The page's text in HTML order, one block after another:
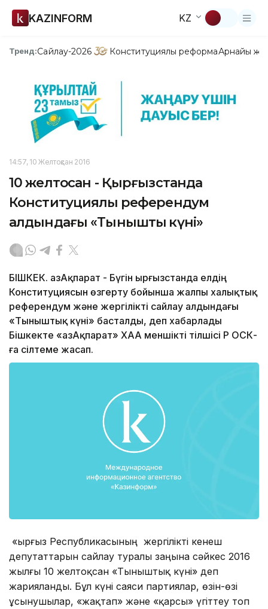
KAZINFORM KZ
Тренд:Сайлау-2026 Конституциялық реформаАрнайы
14:57, 10 Желтоқсан 2016
10 желтоқсан - Қырғызстанда
Конституциялық референдум
алдындағы «Тыныштық күні»
БІШКЕК. ҚазАқпарат - Бүгін Қырғызстанда елдің
Конституциясын өзгерту бойынша жалпы халықтық
референдум және жергілікті сайлау алдындағы
«Тыныштық күні» басталды, деп хабарлады
Бішкекте «ҚазАқпарат» ХАА меншікті тілшісі ҚР ОСК-
ға сілтеме жасап.
«Қырғыз Республикасының жергілікті кенеш
депутаттарын сайлау туралы заңына сәйкес 2016
жылғы 10 желтоқсан «Тыныштық күні» деп
жарияланды. Бұл күні саяси партиялар, өзін-өзі
ұсынушылар, «жақтап» және «қарсы» үгіттеу топ